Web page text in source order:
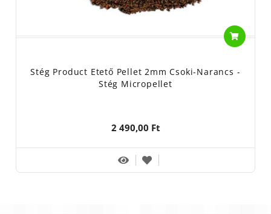
Stég Product Etető Pellet 2mm Csoki-Narancs -
Stég Micropellet
2 490,00 Ft